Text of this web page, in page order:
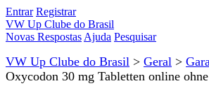
Entrar Registrar
VW Up Clube do Brasil
Novas Respostas Ajuda Pesquisar
VW Up Clube do Brasil > Geral >
Oxycodon 30 mg Tabletten online